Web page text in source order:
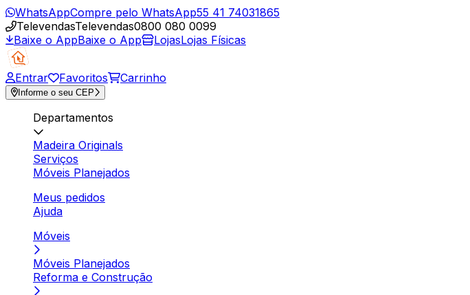
WhatsAppCompre pelo WhatsApp55 41 74031865
TelevendasTelevendas0800 080 0099
Baixe o AppBaixe o App LojasLojas Físicas
Entrar Favoritos Carrinho
Informe o seu CEP
Departamentos
Madeira Originals
Serviços
Móveis Planejados
Meus pedidos
Ajuda
Móveis
Móveis Planejados
Reforma e Construção